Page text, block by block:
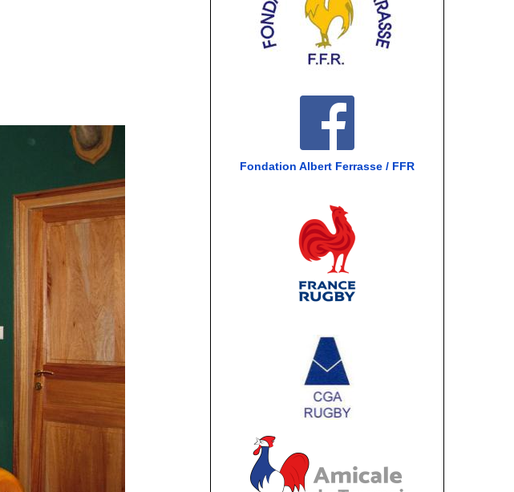
Fondation Albert Ferrasse / FFR